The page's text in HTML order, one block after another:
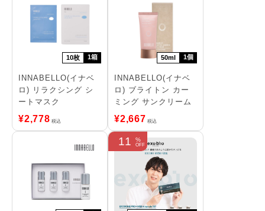
10枚 1箱
INNABELLO(イナベ
ロ) リラクシング シ
ートマスク
¥2,778 税込
50ml 1個
INNABELLO(イナベ
ロ) ブライトン カー
ミング サンクリーム
¥2,667 税込
11